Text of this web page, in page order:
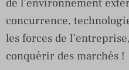
de l’environnement
concurrence,
les forces de
conquérir des marchés !